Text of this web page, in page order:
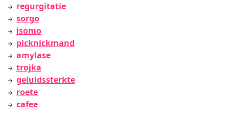
regurgitatie
sorgo
isomo
picknickmand
amylase
trojka
geluidssterkte
roete
cafee